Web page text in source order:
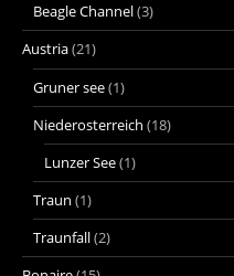
Beagle Channel(3)
Austria(21)
Gruner see(1)
Niederosterreich (18)
Lunzer See(1)
Traun (1)
Traunfall(2)